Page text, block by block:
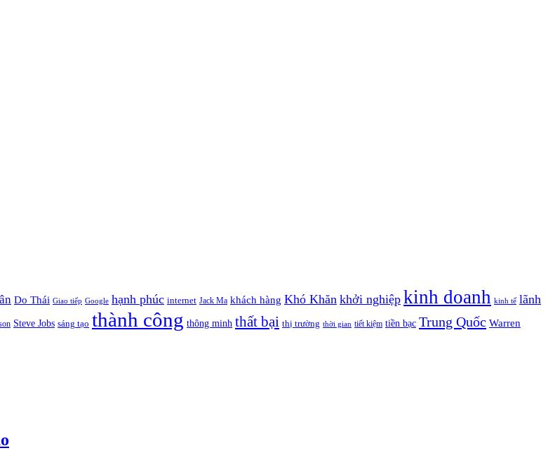
Do Thái Giao tiếp Google hạnh phúc internet Jack Ma khách hàng Khó Khăn khởi nghiệp kinh doanh kinh tế lãnh
Steve Jobs sáng tạo thành công thông minh thất bại thị trường thời gian tiết kiệm tiền bạc Trung Quốc Warren